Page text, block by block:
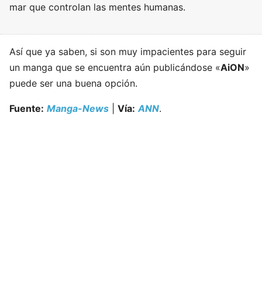
mar que controlan las mentes humanas.
Así que ya saben, si son muy impacientes para seguir
un manga que se encuentra aún publicándose «AiON»
puede ser una buena opción.
Fuente: Manga-News Vía: ANN.